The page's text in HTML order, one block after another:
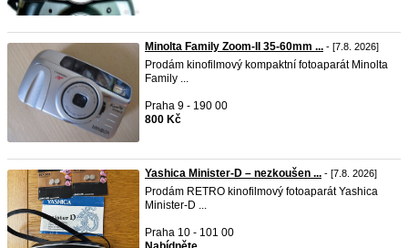
Minolta Family Zoom-II 35-60mm ... - [7.8. 2026]
Prodám kinofilmový kompaktní fotoaparát Minolta
Family ...
Praha 9 - 190 00
800 Kč
Yashica Minister-D – nezkoušen ... - [7.8. 2026]
Prodám RETRO kinofilmový fotoaparát Yashica
Minister-D ...
Praha 10 - 101 00